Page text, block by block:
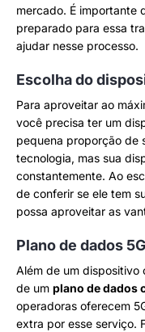
mercado. É importante
preparado para essa
ajudar nesse processo.
Escolha do
Para aproveitar ao
você precisa ter um
pequena proporção de
tecnologia, mas sua
constantemente. Ao
de conferir se ele tem
possa aproveitar as
Plano de dados 5G
Além de um dispositivo
de um plano de dados
operadoras oferecem
extra por esse serviço.